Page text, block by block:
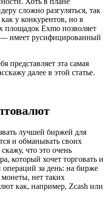
сложно разгуляться, так
у конкурентов, но в
площадок Exmo позволяет
— имеет русифицированный
представляет эта самая
далее в этой статье.
лучшей биржей для
и обманывать своих
что это очень
который хочет торговать и
операций за день: на бирже
нет таких
как, например, Zcash или